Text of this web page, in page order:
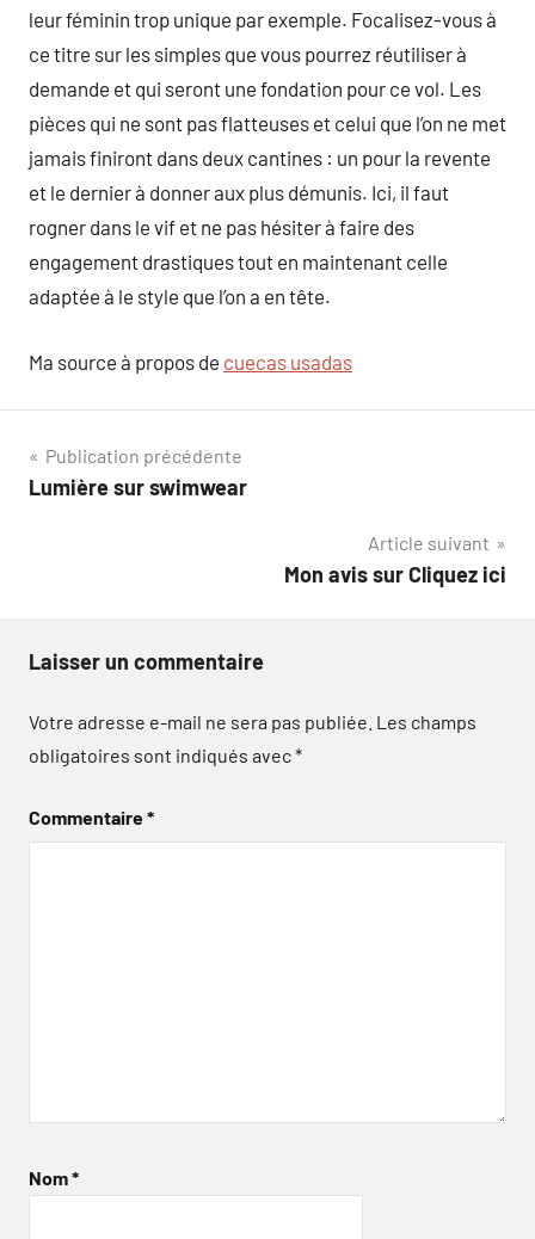
leur féminin trop unique par exemple. Focalisez-vous à
ce titre sur les simples que vous pourrez réutiliser à
demande et qui seront une fondation pour ce vol. Les
pièces qui ne sont pas flatteuses et celui que l’on ne met
jamais finiront dans deux cantines : un pour la revente
et le dernier à donner aux plus démunis. Ici, il faut
rogner dans le vif et ne pas hésiter à faire des
engagement drastiques tout en maintenant celle
adaptée à le style que l’on a en tête.
Ma source à propos de cuecas usadas
Navigation
de
Publication précédente
Lumière sur swimwear
Article suivant
Mon avis sur Cliquez ici
Laisser un commentaire
Votre adresse e-mail ne sera pas publiée. Les champs
obligatoires sont indiqués avec*
Commentaire*
Nom*